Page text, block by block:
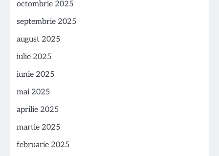
octombrie 2025
septembrie 2025
august 2025
iulie 2025
iunie 2025
mai 2025
aprilie 2025
martie 2025
februarie 2025